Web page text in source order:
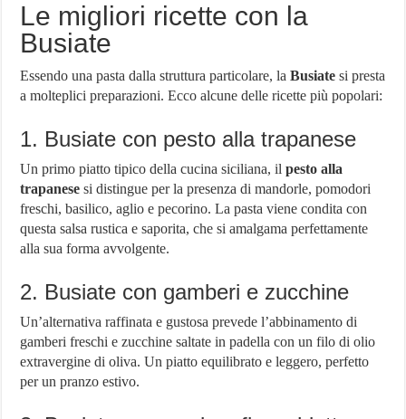
Le migliori ricette con la
Busiate
Essendo una pasta dalla struttura particolare, laBusiate si presta
a molteplici preparazioni. Ecco alcune delle ricette più popolari:
1. Busiate con pesto alla trapanese
Un primo piatto tipico della cucina siciliana, ilpesto alla
trapanese si distingue per la presenza di mandorle, pomodori
freschi, basilico, aglio e pecorino. La pasta viene condita con
questa salsa rustica e saporita, che si amalgama perfettamente
alla sua forma avvolgente.
2. Busiate con gamberi e zucchine
Un’alternativa raffinata e gustosa prevede l’abbinamento di
gamberi freschi e zucchine saltate in padella con un filo di olio
extravergine di oliva. Un piatto equilibrato e leggero, perfetto
per un pranzo estivo.